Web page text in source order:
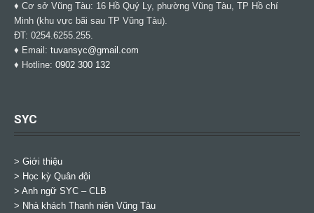
♦ Cơ sở Vũng Tàu: 16 Hồ Quý Ly, phường Vũng Tàu, TP Hồ chí
Minh (khu vực bãi sau TP Vũng Tàu).
ĐT: 0254.6255.255.
♦ Email: tuvansyc@gmail.com
♦ Hotline: 0902 300 132
SYC
> Giới thiệu
> Học kỳ Quân đội
> Anh ngữ SYC – CLB
> Nhà khách Thanh niên Vũng Tàu